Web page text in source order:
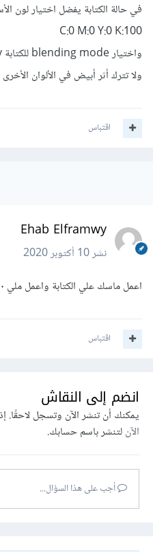
في حالة الكتابة يفضل اختيار لون
C:0 M:0 Y:0 K:100
ولا تترك أثر أبيض في الألوان الأخرى
اقتباس
Ehab Elframwy
نشر10 أكتوبر 2020
اعمل ماسك علي الكتابة واعمل ملي ١٠٠٪اسود
اقتباس
انضم إلى النقاش
يمكنك أن تنشر الآن وتسجل لاحقًا.
الآنلتنشر باسم حسابك.
أجب على هذا السؤال...